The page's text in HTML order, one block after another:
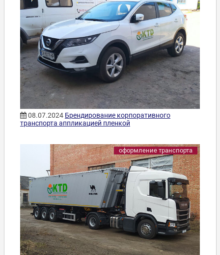
08.07.2024 Брендирование корпоративного
транспорта аппликацией пленкой
оформление транспорта